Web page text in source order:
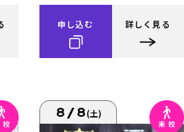
申し込む 詳しく見る
8/8(土)